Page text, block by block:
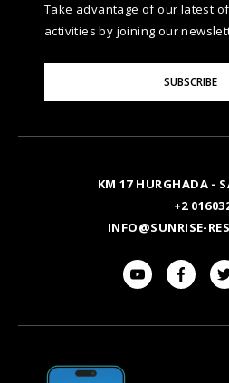
Take advantage of our latest
activities by joining our
Your
SUBSCRIBE
KM 17 HURGHADA -
+2
INFO@SUNRISE-